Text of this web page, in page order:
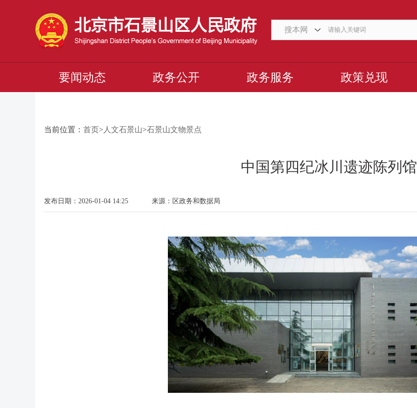
搜本网
要闻动态 政务公开 政务服务 政策兑现
当前位置： 首页> 人文石景山>石景山文物景点
中国第四纪冰川遗迹陈列馆
发布日期：2026-01-04 14:25 来源：区政务和数据局